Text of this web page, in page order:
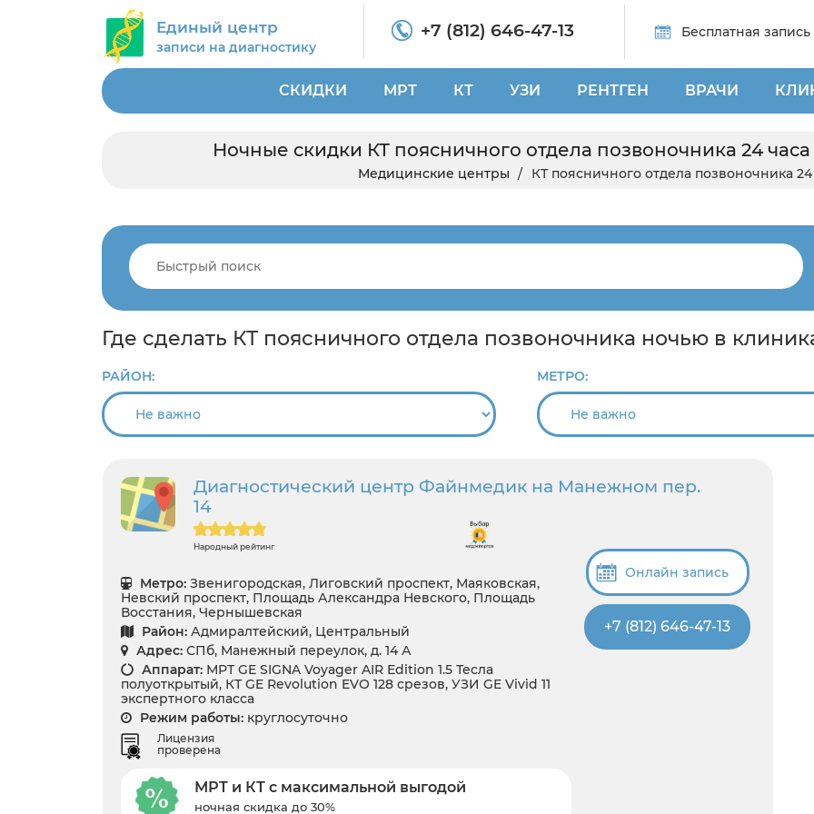
Единый центр
записи на диагностику
+7 (812) 646-47-13 Бесплатная запись
СКИДКИ МРТ КТ УЗИ РЕНТГЕН ВРАЧИ
Ночные скидки КТ поясничного отдела позвоночника 24
Медицинские центры КТ поясничного отдела позвоночника 24
Где сделать КТ поясничного отдела позвоночника ночью в
РАЙОН: МЕТРО:
Диагностический центр Файнмедик на Манежном пер.
14
Народный рейтинг
Метро: Звенигородская, Лиговский проспект, Маяковская,
Невский проспект, Площадь Александра Невского, Площадь
Восстания, Чернышевская
Район: Адмиралтейский, Центральный
Адрес: СПб, Манежный переулок, д. 14 А
Аппарат: МРТ GE SIGNA Voyager AIR Edition 1.5 Тесла
полуоткрытый, КТ GE Revolution EVO 128 срезов, УЗИ GE Vivid 11
экспертного класса
Режим работы: круглосуточно
Лицензия
проверена
МРТ и КТ с максимальной выгодой
ночная скидка до 30%
Онлайн запись
+7 (812) 646-47-13